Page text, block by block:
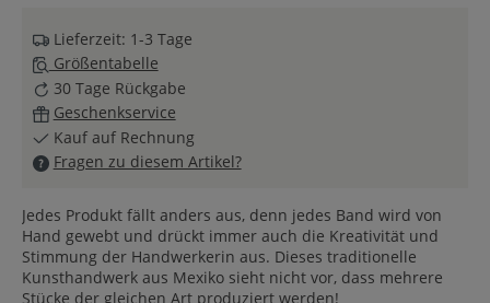
Lieferzeit: 1-3 Tage
Größentabelle
30 Tage Rückgabe
Geschenkservice
Kauf auf Rechnung
Fragen zu diesem Artikel?
Jedes Produkt fällt anders aus, denn jedes Band wird von
Hand gewebt und drückt immer auch die Kreativität und
Stimmung der Handwerkerin aus. Dieses traditionelle
Kunsthandwerk aus Mexiko sieht nicht vor, dass mehrere
Stücke der gleichen Art produziert werden!